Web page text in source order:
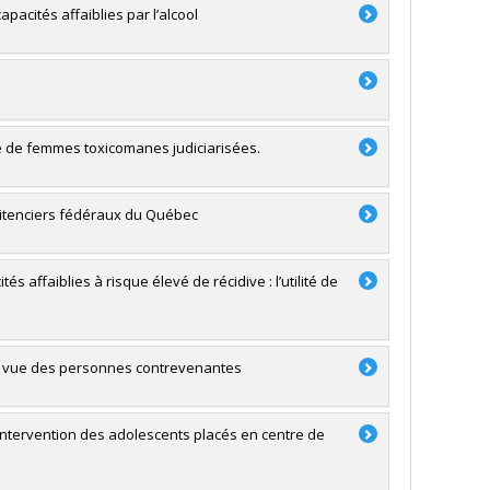
affaiblies par l’alcool
femmes toxicomanes judiciarisées.
fédéraux du Québec
affaiblies à risque élevé de récidive : l’utilité de
des personnes contrevenantes
des adolescents placés en centre de